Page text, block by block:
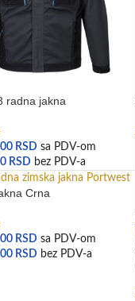
radna jakna
RSD sa PDV-om
RSD bez PDV-a
Crna
RSD sa PDV-om
RSD bez PDV-a